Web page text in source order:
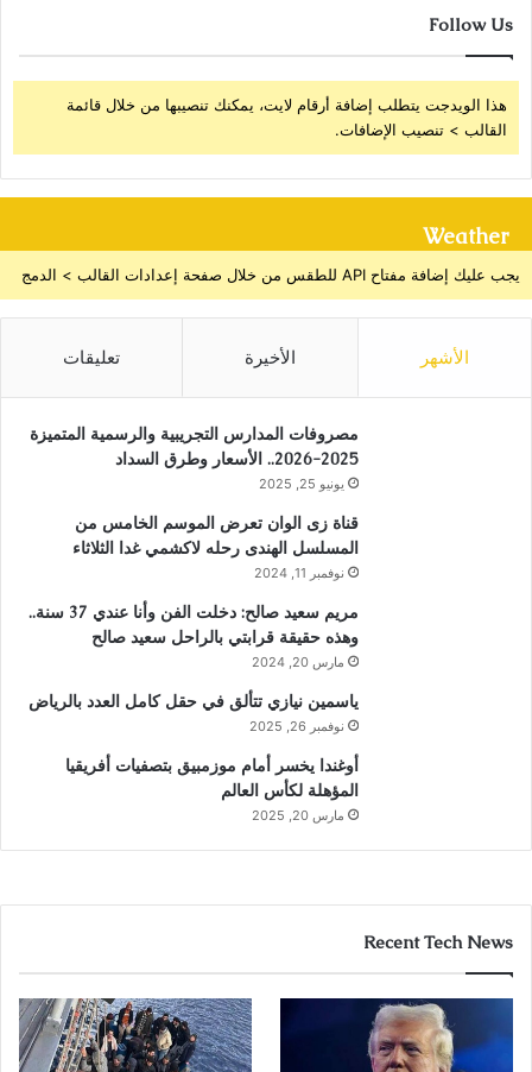
Follow Us
هذا الويدجت يتطلب إضافة أرقام لايت، يمكنك تنصيبها من خلال قائمة
القالب > تنصيب الإضافات.
Weather
يجب عليك إضافة مفتاح API للطقس من خلال صفحة إعدادات القالب > الدمج
الأشهر الأخيرة تعليقات
مصروفات المدارس التجريبية والرسمية المتميزة
2025-2026.. الأسعار وطرق السداد
يونيو 25, 2025
قناة زى الوان تعرض الموسم الخامس من
المسلسل الهندى رحله لاكشمي غدا الثلاثاء
نوفمبر 11, 2024
مريم سعيد صالح: دخلت الفن وأنا عندي 37 سنة..
وهذه حقيقة قرابتي بالراحل سعيد صالح
مارس 20, 2024
ياسمين نيازي تتألق في حقل كامل العدد بالرياض
نوفمبر 26, 2025
أوغندا يخسر أمام موزمبيق بتصفيات أفريقيا
المؤهلة لكأس العالم
مارس 20, 2025
Recent Tech News